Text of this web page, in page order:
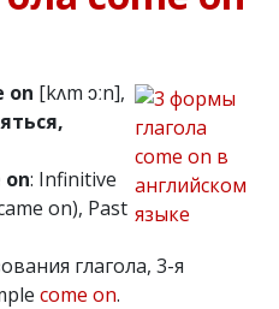
on [kʌm ɔːn],
on: Infinitive
on), Past
глагола, 3-я
come on.